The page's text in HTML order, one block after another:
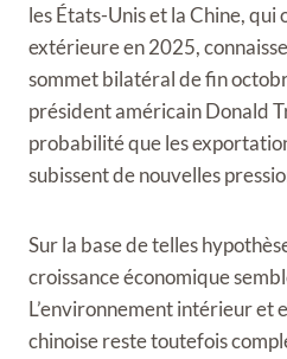
les États-Unis et la Chine, qui
extérieure en 2025,
sommet bilatéral de fin
président américain Donald
probabilité que les
subissent de nouvelles
Sur la base de telles
croissance économique
L’environnement intérieur et
chinoise reste toutefois